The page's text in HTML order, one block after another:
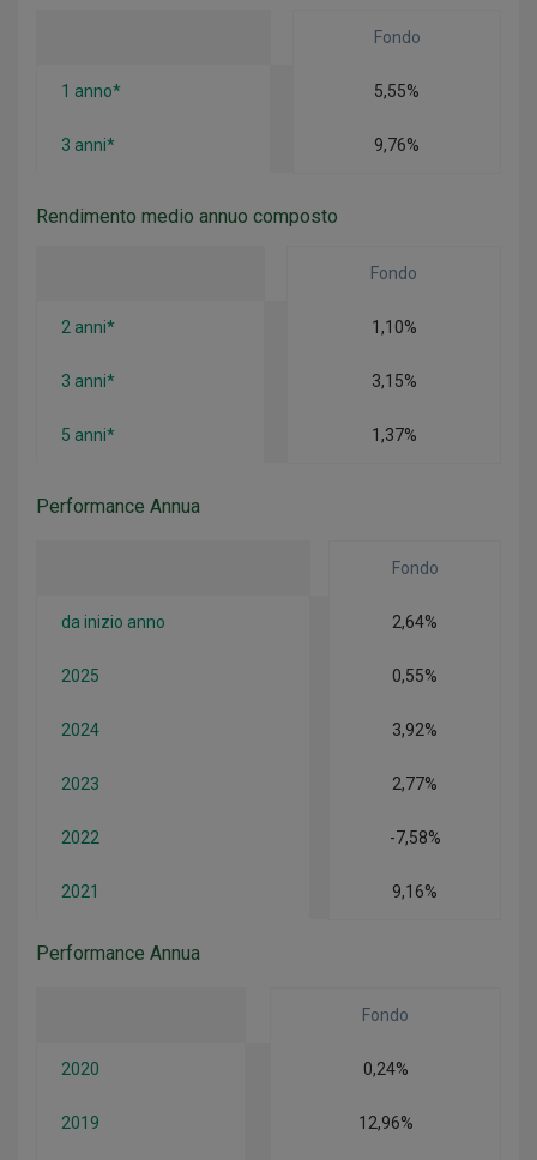
Fondo
1 anno* 5,55%
3 anni* 9,76%
Rendimento medio annuo composto
Fondo
2 anni* 1,10%
3 anni* 3,15%
5 anni* 1,37%
Performance Annua
Fondo
da inizio anno 2,64%
2025 0,55%
2024 3,92%
2023 2,77%
2022 -7,58%
2021 9,16%
Performance Annua
Fondo
2020 0,24%
2019 12,96%